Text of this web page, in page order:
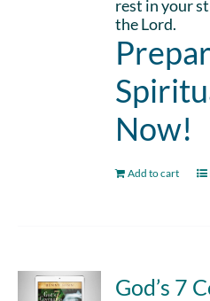
rest in your
the Lord.
Now!
Add to cart
God’s 7